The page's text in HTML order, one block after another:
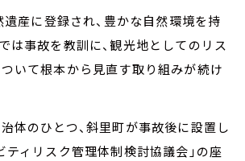
産に登録され、豊かな自然環境を持
は事故を教訓に、観光地としてのリス
いて根本から見直す取り組みが続け
体のひとつ、斜里町が事故後に設置し
ティリスク管理体制検討協議会」の座